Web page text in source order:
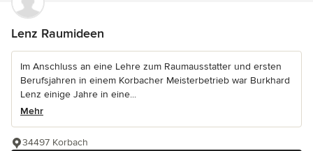
Lenz Raumideen
Im Anschluss an eine Lehre zum Raumausstatter und ersten
Berufsjahren in einem Korbacher Meisterbetrieb war Burkhard
Lenz einige Jahre in eine...
Mehr
34497 Korbach